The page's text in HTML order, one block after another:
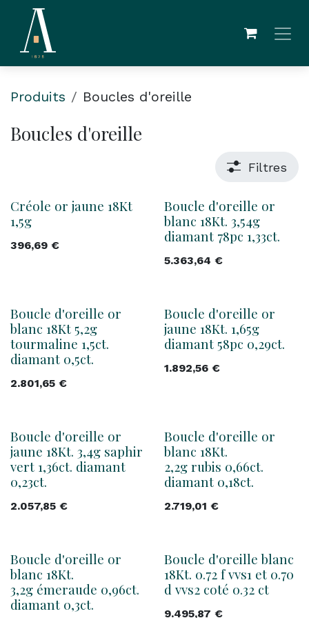
Se rendre au contenu
Produits Boucles d'oreille
Boucles d'oreille
Filtres
Créole or jaune 18Kt
1,5g
396,69 €
Boucle d'oreille or
blanc 18Kt. 3,54g
diamant 78pc 1,33ct.
5.363,64 €
Boucle d'oreille or
blanc 18Kt 5,2g
tourmaline 1,5ct.
diamant 0,5ct.
2.801,65 €
Boucle d'oreille or
jaune 18Kt. 1,65g
diamant 58pc 0,29ct.
1.892,56€
Boucle d'oreille or
jaune 18Kt. 3,4g saphir
vert 1,36ct. diamant
0,23ct.
2.057,85 €
Boucle d'oreille or
blanc 18Kt.
2,2g rubis 0,66ct.
diamant 0,18ct.
2.719,01 €
Boucle d'oreille or
blanc 18Kt.
3,2g émeraude 0,96ct.
diamant 0,3ct.
Boucle d'oreille blanc
18Kt. 0.72 f vvs1 et 0.70
d vvs2 coté 0.32 ct
9.495,87 €